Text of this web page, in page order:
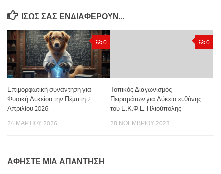
ΊΣΩΣ ΣΑΣ ΕΝΔΙΑΦΈΡΟΥΝ…
0
Επιμορφωτική συνάντηση για
Φυσική Λυκείου την Πέμπτη 2
Απριλίου 2026.
24 ΜΑΡΤΊΟΥ 2026
0
Τοπικός Διαγωνισμός
Πειραμάτων για Λύκεια ευθύνης
του Ε.Κ.Φ.Ε. Ηλιούπολης
28 ΝΟΕΜΒΡΊΟΥ 2023
ΑΦΉΣΤΕ ΜΙΑ ΑΠΆΝΤΗΣΗ